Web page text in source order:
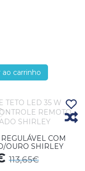
ao carrinho
COM
OURO SHIRLEY
113,65€